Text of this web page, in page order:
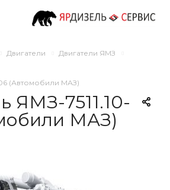
Двигатели
Двигатели ЯМЗ
06 (Автомобили МАЗ)
ЯМЗ-7511.10-
МАЗ)